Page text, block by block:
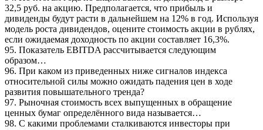
32,5 руб. на акцию. Предполагается, что прибыль и
дивиденды будут расти в дальнейшем на 12% в год. Используя
модель роста дивидендов, оцените стоимость акции в рублях,
если ожидаемая доходность по акции составляет 16,3%.
95. Показатель EBITDA рассчитывается следующим
образом…
96. При каком из приведенных ниже сигналов индекса
относительной силы можно ожидать падения цен в ходе
развития повышательного тренда?
97. Рыночная стоимость всех выпущенных в обращение
ценных бумаг определённого вида называется…
98. С какими проблемами сталкиваются инвесторы при